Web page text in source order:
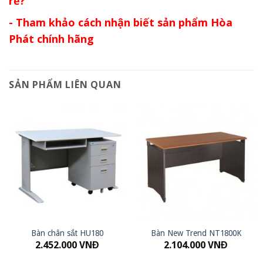
- Tham khảo cách nhận biết sản phẩm Hòa
Phát chính hãng
SẢN PHẨM LIÊN QUAN
Bàn chân sắt HU180
2.452.000 VNĐ
Bàn New Trend NT1800K
2.104.000 VNĐ